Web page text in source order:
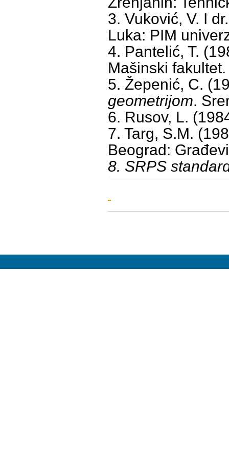
3. Vuković, V. I
Luka: PIM
4. Pantelić, T.
Mašinski fakultet.
5. Žepenić, C.
geometrijom.
6. Rusov, L.
7. Targ, S.M.
Beograd:
8. SRPS